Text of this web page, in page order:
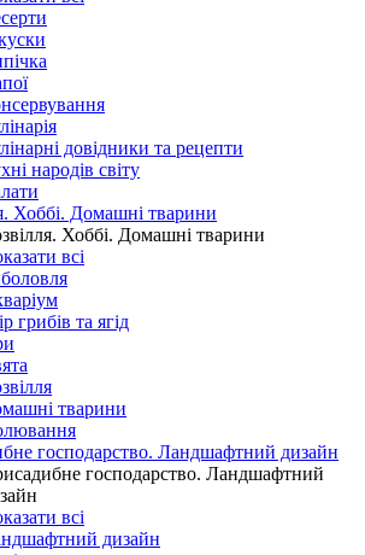
довідники та рецепти
народів світу
Хоббі. Домашні тварини
Хоббі. Домашні тварини
всі
грибів та ягід
тварини
господарство. Ландшафтний дизайн
господарство. Ландшафтний
всі
дизайн